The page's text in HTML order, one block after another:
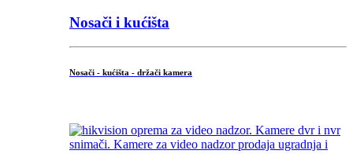
Nosači i kućišta
Nosači - kućišta - držači kamera